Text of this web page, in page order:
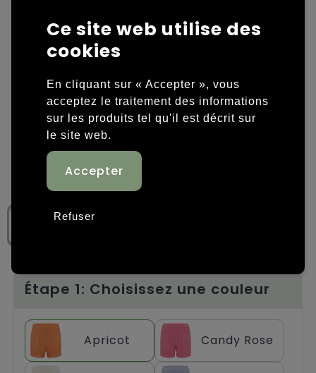
Housses et sacoches ordinateurs portables
Overige tassen
Sacs en papier
Sacs promotionnels
Sacs de voyage
Sacs à dos
Sacs porté épaule
Tassen voor sport
Chariots
Overige kleding
Polos
Sweaters personnalisés
T-shirts personnalisés
Vestes personnalisées
Chaussures personnalisées
Étape 1: Choisissez une couleur
Apricot Candy Rose
Ce site web utilise des
cookies
En cliquant sur « Accepter », vous
acceptez le traitement des informations
sur les produits tel qu'il est décrit sur
le site web.
Refuser